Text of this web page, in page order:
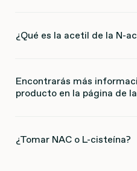
¿Qué es la acetil de la N-
Encontrarás más
producto en la página de
¿Tomar NAC o L-cisteína?